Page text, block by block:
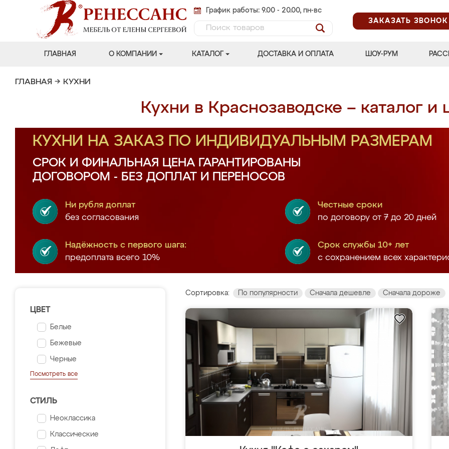
График работы: 9.00 - 20.00, пн-вс
ЗАКАЗАТЬ ЗВОНОК
ГЛАВНАЯ О КОМПАНИИ КАТАЛОГ ДОСТАВКА И ОПЛАТА ШОУ-РУМ
ГЛАВНАЯ → КУХНИ
Кухни в Краснозаводске – каталог и
КУХНИ НА ЗАКАЗ ПО ИНДИВИДУАЛЬНЫМ РАЗМЕРАМ
СРОК И ФИНАЛЬНАЯ ЦЕНА ГАРАНТИРОВАНЫ
ДОГОВОРОМ - БЕЗ ДОПЛАТ И ПЕРЕНОСОВ
Ни рубля доплат
без согласования
Честные сроки
по договору от 7 до 20 дней
Надёжность с первого шага:
предоплата всего 10%
Срок службы 10+ лет
с сохранением всех
ЦВЕТ
Белые
Бежевые
Черные
Посмотреть все
СТИЛЬ
Неоклассика
Классические
Сортировка: По популярности Сначала дешевле Сначала дороже